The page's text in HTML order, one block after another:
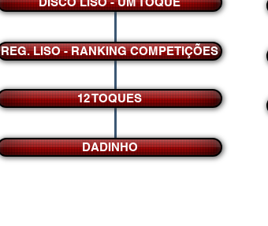
REG. LISO - RANKING COMPETIÇÕES
12 TOQUES
DADINHO